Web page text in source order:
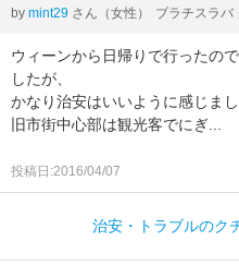
by mint29 さん（女性） ブラチスラバ
ウィーンから日帰りで行ったの
したが、
かなり治安はいいように感じまし
旧市街中心部は観光客でにぎ
投稿日:2016/04/07
治安・トラブルのク